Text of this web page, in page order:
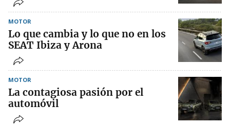
MOTOR
Lo que cambia y lo que no en los
SEAT Ibiza y Arona
MOTOR
La contagiosa pasión por el
automóvil